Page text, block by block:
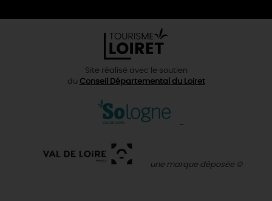
Site réalisé avec le soutien
du Conseil Départemental du Loiret
une marque déposée ©